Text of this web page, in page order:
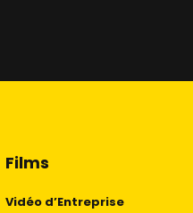
Films
Vidéo d’Entreprise